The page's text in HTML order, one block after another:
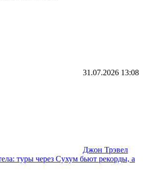
31.07.2026 13:08
Джон Трэвел